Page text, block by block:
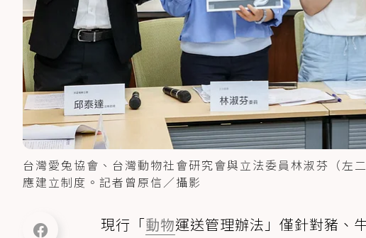
台灣愛兔協會、台灣動物社會研究會與立法委員林淑芬（左
應建立制度。記者曾原信／攝影
現行「動物運送管理辦法」僅針對豬、